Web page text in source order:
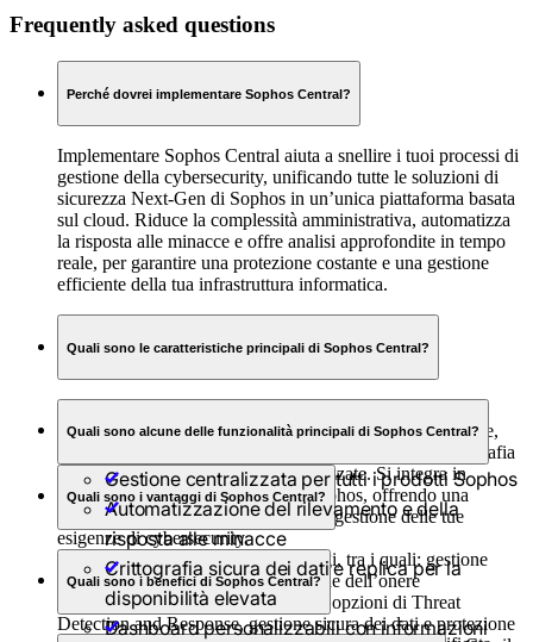
Frequently asked questions
Perché dovrei implementare Sophos Central?
Implementare Sophos Central aiuta a snellire i tuoi processi di
gestione della cybersecurity, unificando tutte le soluzioni di
sicurezza Next-Gen di Sophos in un’unica piattaforma basata
sul cloud. Riduce la complessità amministrativa, automatizza
la risposta alle minacce e offre analisi approfondite in tempo
reale, per garantire una protezione costante e una gestione
efficiente della tua infrastruttura informatica.
Quali sono le caratteristiche principali di Sophos Central?
Sophos Central offre una gestione centralizzata della
sicurezza, con protezione in tempo reale contro le minacce,
risposta automatica, autenticazione multifattoriale, crittografia
sicura dei dati e dashboard personalizzate. Si integra in
maniera fluida con tutti i prodotti Sophos, offrendo una
soluzione completa e scalabile per la gestione delle tue
esigenze di cybersecurity.
Quali sono alcune delle funzionalità principali di Sophos Central?
Gestione centralizzata per tutti i prodotti Sophos
Automatizzazione del rilevamento e della
risposta alle minacce
Crittografia sicura dei dati e replica per la
disponibilità elevata
Dashboard personalizzabili con informazioni
Quali sono i vantaggi di Sophos Central?
Sophos Central offre diversi vantaggi, tra i quali: gestione
semplificata della sicurezza, riduzione dell’onere
amministrativo, potenziamento delle opzioni di Threat
Detection and Response, gestione sicura dei dati e protezione
Quali sono i benefici di Sophos Central?